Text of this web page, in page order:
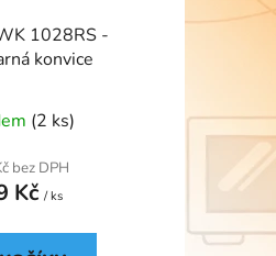
1028RS -
konvice
(2 ks)
bez DPH
Kč/ ks